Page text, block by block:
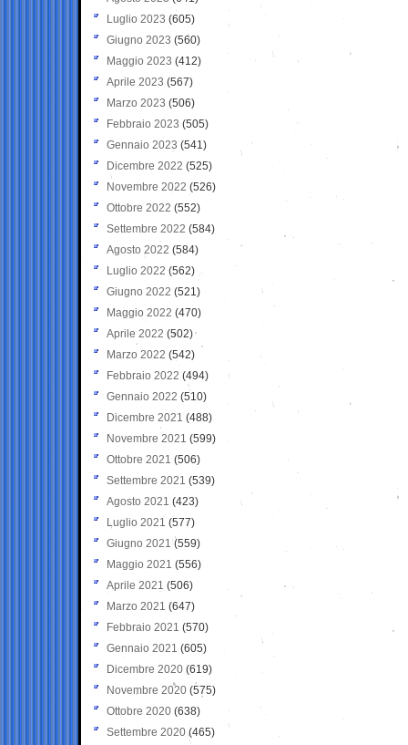
Luglio 2023 (605)
Giugno 2023 (560)
Maggio 2023 (412)
Aprile 2023 (567)
Marzo 2023 (506)
Febbraio 2023 (505)
Gennaio 2023 (541)
Dicembre 2022 (525)
Novembre 2022 (526)
Ottobre 2022 (552)
Settembre 2022 (584)
Agosto 2022 (584)
Luglio 2022 (562)
Giugno 2022 (521)
Maggio 2022 (470)
Aprile 2022 (502)
Marzo 2022 (542)
Febbraio 2022 (494)
Gennaio 2022 (510)
Dicembre 2021 (488)
Novembre 2021 (599)
Ottobre 2021 (506)
Settembre 2021 (539)
Agosto 2021 (423)
Luglio 2021 (577)
Giugno 2021(559)
Maggio 2021 (556)
Aprile 2021 (506)
Marzo 2021 (647)
Febbraio 2021 (570)
Gennaio 2021 (605)
Dicembre 2020 (619)
Novembre 2020 (575)
Ottobre 2020 (638)
Settembre 2020(465)